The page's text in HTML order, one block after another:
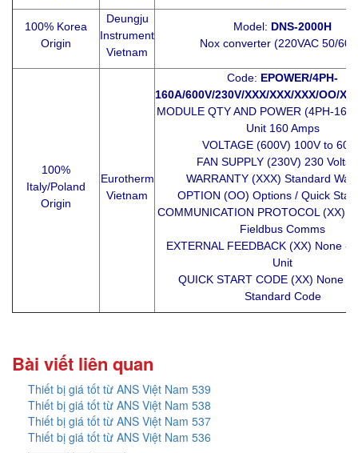
100% Korea
Origin
Deungju
Instrument
Vietnam
Model: DNS-2000H
Nox converter (220VAC 50/
100%
Italy/Poland
Origin
Eurotherm
Vietnam
Code: EPOWER/4PH-
160A/600V/230V/XXX/XXX/XXX/OO/
MODULE QTY AND POWER (4PH-
Unit 160 Amps
VOLTAGE (600V) 100V to
FAN SUPPLY (230V) 230 Volts
WARRANTY (XXX) Standard
OPTION (OO) Options / Quick
COMMUNICATION PROTOCOL (XX)
Fieldbus Comms
EXTERNAL FEEDBACK (XX) None -
Unit
QUICK START CODE (XX) None -
Standard Code
Bài viết liên quan
Thiết bị giá tốt từ ANS Việt Nam 539
Thiết bị giá tốt từ ANS Việt Nam 538
Thiết bị giá tốt từ ANS Việt Nam 537
Thiết bị giá tốt từ ANS Việt Nam 536